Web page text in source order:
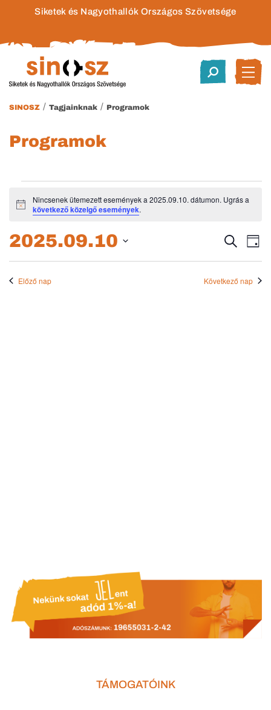
Siketek és Nagyothallók Országos Szövetsége
SINOSZ / Tagjainknak / Programok
Programok
Események
for
2025.09.10.
Notice
Nincsenek ütemezett események a 2025.09.10. dátumon. Ugrás a
következő közelgő események.
és
Keresett
kifejezés
Nap
2025.09.10
Előző nap
Következő nap
TÁMOGATÓINK